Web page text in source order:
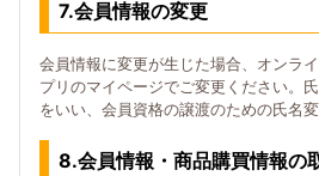
7.会員情報の変更
会員情報に変更が生じた場合、オンラ
プリのマイページでご変更ください。
をいい、会員資格の譲渡のための氏名変
8.会員情報・商品購買情報の